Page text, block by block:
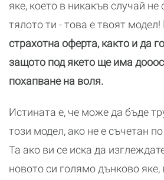
яке, което в никакъв случай не
тялото ти - това е твоят модел!
страхотна оферта, както и да
защото под якето ще има
похапване на воля.
Истината е, че може да бъде
този модел, ако не е съчетан
Та ако ви се иска да
новото си голямо дънково